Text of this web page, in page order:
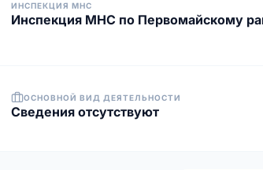
ИНСПЕКЦИЯ МНС
Инспекция МНС по Первомайскому
ОСНОВНОЙ ВИД ДЕЯТЕЛЬНОСТИ
Cведения отсутствуют